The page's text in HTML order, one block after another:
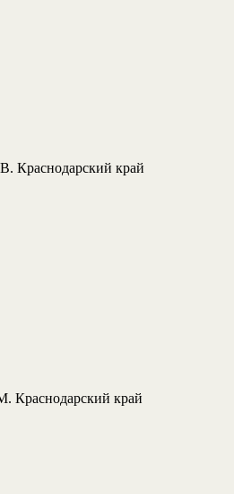
Краснодарский край
Краснодарский край